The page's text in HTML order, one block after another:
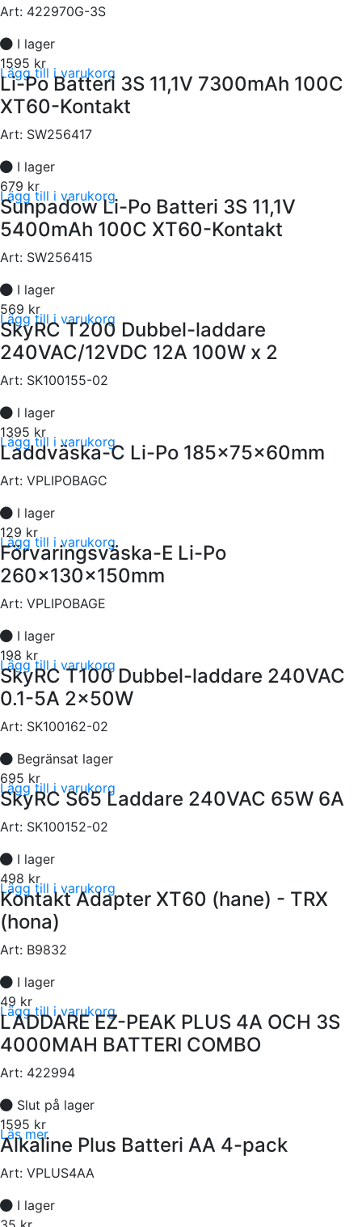
Art: 422970G-3S
I lager
1595 kr
Lägg till i varukorg
Li-Po Batteri 3S 11,1V 7300mAh 100C
XT60-Kontakt
Art: SW256417
I lager
679 kr
Lägg till i varukorg
Sunpadow Li-Po Batteri 3S 11,1V
5400mAh 100C XT60-Kontakt
Art: SW256415
I lager
569 kr
Lägg till i varukorg
SkyRC T200 Dubbel-laddare
240VAC/12VDC 12A 100W x 2
Art: SK100155-02
I lager
1395 kr
Lägg till i varukorg
Laddväska-C Li-Po 185x75x60mm
Art: VPLIPOBAGC
I lager
129 kr
Lägg till i varukorg
Förvaringsväska-E Li-Po
260x130x150mm
Art: VPLIPOBAGE
I lager
198 kr
Lägg till i varukorg
SkyRC T100 Dubbel-laddare 240VAC
0.1-5A 2x50W
Art: SK100162-02
Begränsat lager
695 kr
Lägg till i varukorg
SkyRC S65 Laddare 240VAC 65W 6A
Art: SK100152-02
I lager
498 kr
Lägg till i varukorg
Kontakt Adapter XT60 (hane) - TRX
(hona)
Art: B9832
I lager
49 kr
Lägg till i varukorg
LADDARE EZ-PEAK PLUS 4A OCH 3S
4000MAH BATTERI COMBO
Art: 422994
Slut på lager
1595 kr
Läs mer
Alkaline Plus Batteri AA 4-pack
Art: VPLUS4AA
I lager